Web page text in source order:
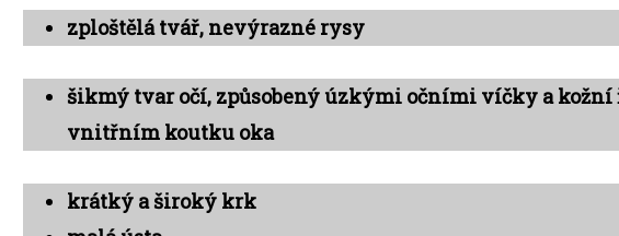
zploštělá tvář, nevýrazné rysy
šikmý tvar očí, způsobený úzkými očními víčky a kožní
vnitřním koutku oka
krátký a široký krk